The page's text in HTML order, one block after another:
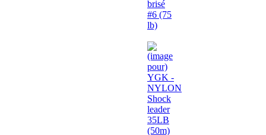
brisé
#6 (75
lb)